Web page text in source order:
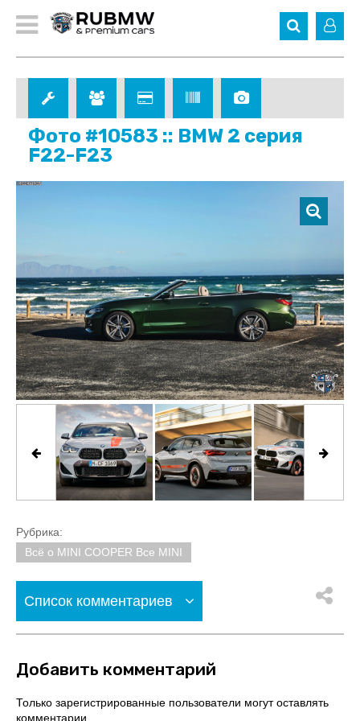
Фото #10583 :: BMW 2 серия
F22-F23
Рубрика:
Всё о MINI COOPER Все MINI
Список комментариев
Добавить комментарий
Только зарегистрированные пользователи могут оставлять
комментарии.